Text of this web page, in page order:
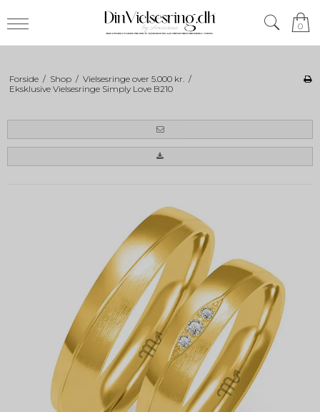
0
Forside / Shop / Vielsesringe over 5.000 kr. /
Eksklusive Vielsesringe Simply Love B210